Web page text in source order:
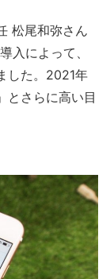
松尾和弥さん
入によって、
した。2021年
とさらに高い目